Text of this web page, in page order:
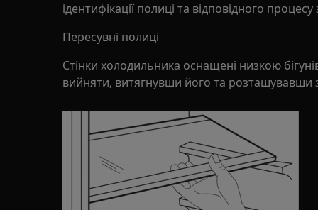
ідентифікації полиці та відповідного процесу
Пересувні полиці
Стінки холодильника оснащені низкою
вийняти, витягнувши його та розташувавши